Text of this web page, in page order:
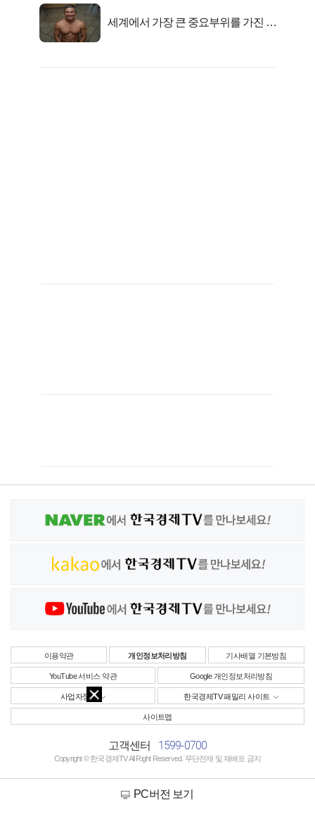
세계에서 가장 큰 중요부위를 가진 남
이용약관 개인정보처리방침 기사배열 기본방침
YouTube 서비스 약관 Google 개인정보처리방침
사업자정보 한국경제TV 패밀리 사이트
사이트맵
고객센터 1599-0700
Copyright © 한국경제TV All Right Reserved. 무단전재 및 재배포 금지
PC버전 보기